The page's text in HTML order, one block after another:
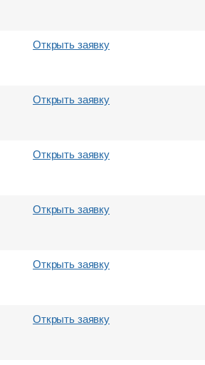
Открыть заявку
Открыть заявку
Открыть заявку
Открыть заявку
Открыть заявку
Открыть заявку